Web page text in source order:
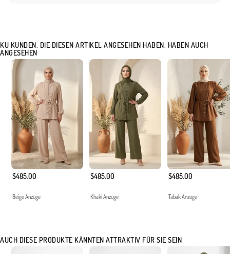
KU KUNDEN, DIE DIESEN ARTIKEL ANGESEHEN HABEN, HABEN AUCH
ANGESEHEN
$485.00
Beige Anzüge
$485.00
Khaki Anzüge
$485.00
Tabak Anzüge
AUCH DIESE PRODUKTE KÄNNTEN ATTRAKTIV FÜR SIE SEIN